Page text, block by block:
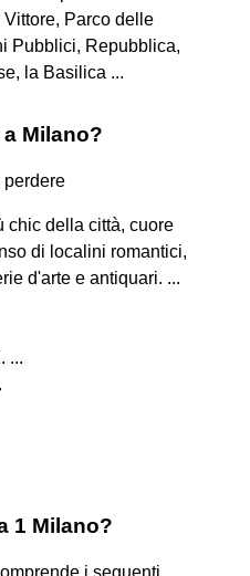
Parco delle
Pubblici, Repubblica,
la Basilica ...
Milano?
perdere
chic della città, cuore
di localini romantici,
d'arte e antiquari. ...
...
1 Milano?
i seguenti